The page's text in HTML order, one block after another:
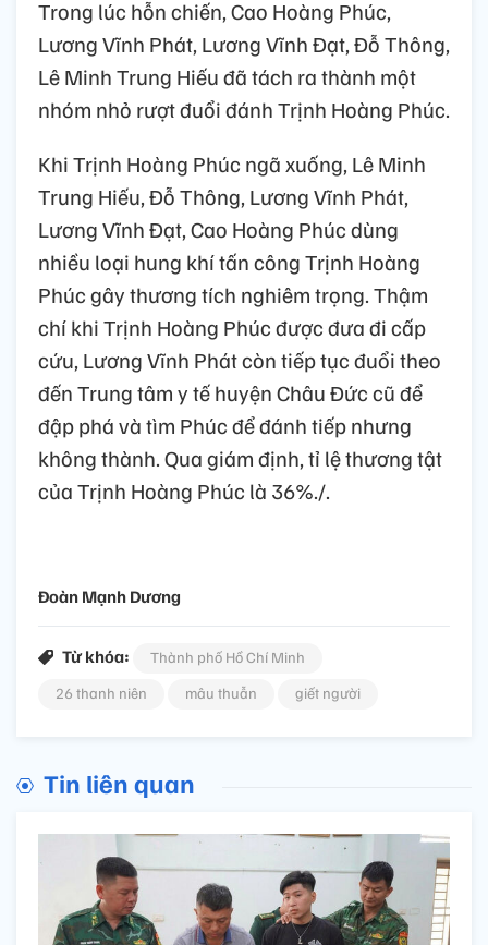
Trong lúc hỗn chiến, Cao Hoàng Phúc,
Lương Vĩnh Phát, Lương Vĩnh Đạt, Đỗ Thông,
Lê Minh Trung Hiếu đã tách ra thành một
nhóm nhỏ rượt đuổi đánh Trịnh Hoàng Phúc.
Khi Trịnh Hoàng Phúc ngã xuống, Lê Minh
Trung Hiếu, Đỗ Thông, Lương Vĩnh Phát,
Lương Vĩnh Đạt, Cao Hoàng Phúc dùng
nhiều loại hung khí tấn công Trịnh Hoàng
Phúc gây thương tích nghiêm trọng. Thậm
chí khi Trịnh Hoàng Phúc được đưa đi cấp
cứu, Lương Vĩnh Phát còn tiếp tục đuổi theo
đến Trung tâm y tế huyện Châu Đức cũ để
đập phá và tìm Phúc để đánh tiếp nhưng
không thành. Qua giám định, tỉ lệ thương tật
của Trịnh Hoàng Phúc là 36%./.
Đoàn Mạnh Dương
Từ khóa:
Thành phố Hồ Chí Minh
26 thanh niên
mâu thuẫn giết người
Tin liên quan